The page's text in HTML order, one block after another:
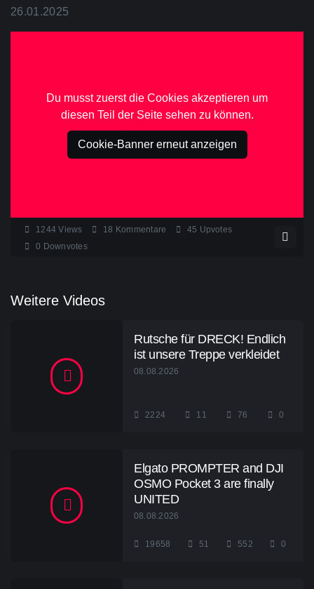
26.01.2025
Du musst zuerst die Cookies akzeptieren um
diesen Teil der Seite sehen zu können.
Cookie-Banner erneut anzeigen
1244Views 18 Kommentare 45 Upvotes
0 Downvotes
Weitere Videos
Rutsche für DRECK! Endlich
ist unsere Treppe verkleidet
08.08.2026
2224 11 76 0
Elgato PROMPTER and DJI
OSMO Pocket 3 are finally
UNITED
08.08.2026
19658 51 552 0